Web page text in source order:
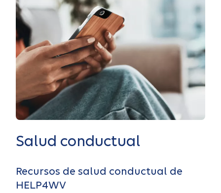
Salud conductual
Recursos de salud conductual de
HELP4WV